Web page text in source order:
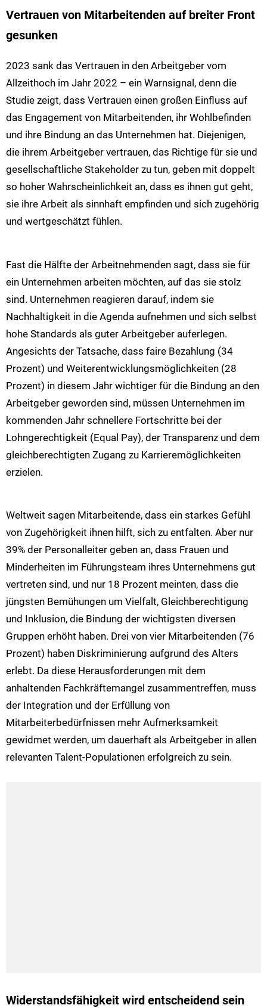
Vertrauen von Mitarbeitenden auf breiter Front
gesunken
2023 sank das Vertrauen in den Arbeitgeber vom
Allzeithoch im Jahr 2022 – ein Warnsignal, denn die
Studie zeigt, dass Vertrauen einen großen Einfluss auf
das Engagement von Mitarbeitenden, ihr Wohlbefinden
und ihre Bindung an das Unternehmen hat. Diejenigen,
die ihrem Arbeitgeber vertrauen, das Richtige für sie und
gesellschaftliche Stakeholder zu tun, geben mit doppelt
so hoher Wahrscheinlichkeit an, dass es ihnen gut geht,
sie ihre Arbeit als sinnhaft empfinden und sich zugehörig
und wertgeschätzt fühlen.
Fast die Hälfte der Arbeitnehmenden sagt, dass sie für
ein Unternehmen arbeiten möchten, auf das sie stolz
sind. Unternehmen reagieren darauf, indem sie
Nachhaltigkeit in die Agenda aufnehmen und sich selbst
hohe Standards als guter Arbeitgeber auferlegen.
Angesichts der Tatsache, dass faire Bezahlung (34
Prozent) und Weiterentwicklungsmöglichkeiten (28
Prozent) in diesem Jahr wichtiger für die Bindung an den
Arbeitgeber geworden sind, müssen Unternehmen im
kommenden Jahr schnellere Fortschritte bei der
Lohngerechtigkeit (Equal Pay), der Transparenz und dem
gleichberechtigten Zugang zu Karrieremöglichkeiten
erzielen.
Weltweit sagen Mitarbeitende, dass ein starkes Gefühl
von Zugehörigkeit ihnen hilft, sich zu entfalten. Aber nur
39% der Personalleiter geben an, dass Frauen und
Minderheiten im Führungsteam ihres Unternehmens gut
vertreten sind, und nur 18 Prozent meinten, dass die
jüngsten Bemühungen um Vielfalt, Gleichberechtigung
und Inklusion, die Bindung der wichtigsten diversen
Gruppen erhöht haben. Drei von vier Mitarbeitenden (76
Prozent) haben Diskriminierung aufgrund des Alters
erlebt. Da diese Herausforderungen mit dem
anhaltenden Fachkräftemangel zusammentreffen, muss
der Integration und der Erfüllung von
Mitarbeiterbedürfnissen mehr Aufmerksamkeit
gewidmet werden, um dauerhaft als Arbeitgeber in allen
relevanten Talent-Populationen erfolgreich zu sein.
Widerstandsfähigkeit wird entscheidend sein